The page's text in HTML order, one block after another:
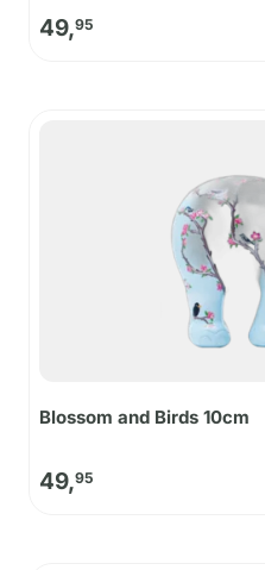
49,95
Blossom and Birds 10cm
49,95